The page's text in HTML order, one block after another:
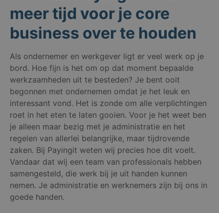
meer tijd voor je core
business over te houden
Als ondernemer en werkgever ligt er veel werk op je
bord. Hoe fijn is het om op dat moment bepaalde
werkzaamheden uit te besteden? Je bent ooit
begonnen met ondernemen omdat je het leuk en
interessant vond. Het is zonde om alle verplichtingen
roet in het eten te laten gooien. Voor je het weet ben
je alleen maar bezig met je administratie en het
regelen van allerlei belangrijke, maar tijdrovende
zaken. Bij Payingit weten wij precies hoe dit voelt.
Vandaar dat wij een team van professionals hebben
samengesteld, die werk bij je uit handen kunnen
nemen. Je administratie en werknemers zijn bij ons in
goede handen.